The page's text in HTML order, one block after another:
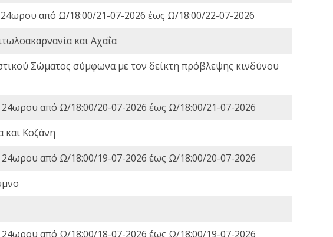
24ωρου από Ω/18:00/21-07-2026 έως Ω/18:00/22-07-2026
και Αχαΐα
Σώματος σύμφωνα με τον δείκτη πρόβλεψης κινδύνου
24ωρου από Ω/18:00/20-07-2026 έως Ω/18:00/21-07-2026
και Κοζάνη
24ωρου από Ω/18:00/19-07-2026 έως Ω/18:00/20-07-2026
24ωρου από Ω/18:00/18-07-2026 έως Ω/18:00/19-07-2026